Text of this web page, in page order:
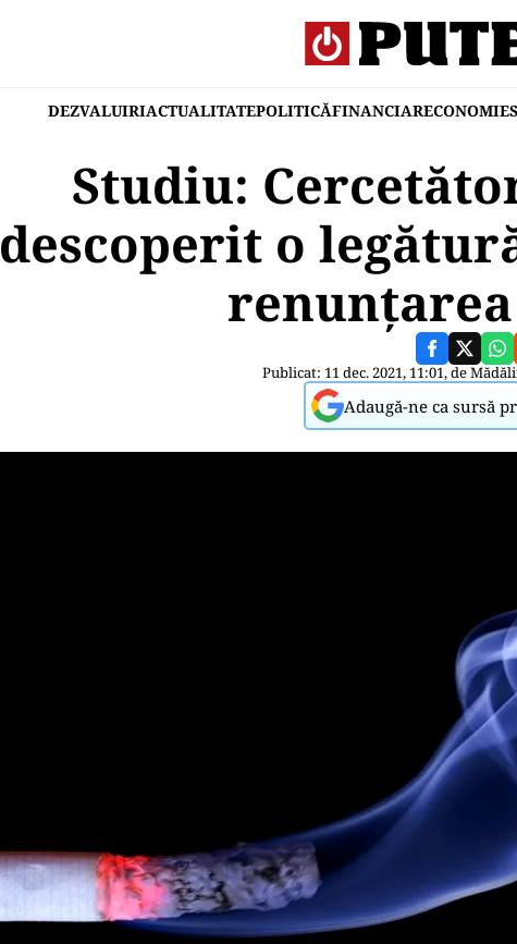
DEZVALUIRIACTUALITATEPOLITICĂFINANCIARECONOMIE
Studiu:
descoperit o
Publicat: 11 dec. 2021, 11:01, de
Adaugă-ne ca sursă